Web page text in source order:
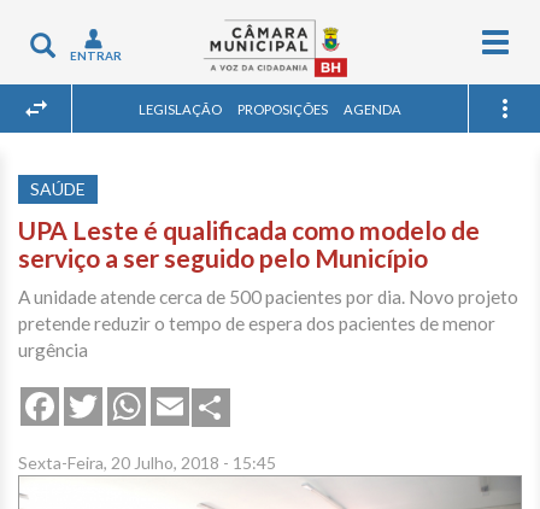
Toggle
navigation
ENTRAR
LEGISLAÇÃO PROPOSIÇÕES AGENDA
SAÚDE
UPA Leste é qualificada como modelo de
serviço a ser seguido pelo Município
A unidade atende cerca de 500 pacientes por dia. Novo projeto
pretende reduzir o tempo de espera dos pacientes de menor
urgência
FacebookTwitterWhatsApp
Email
Sexta-Feira, 20 Julho, 2018 - 15:45